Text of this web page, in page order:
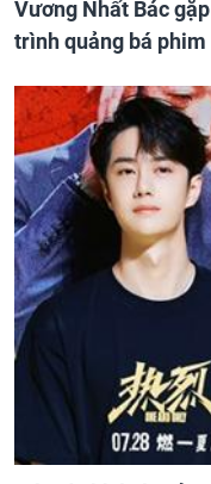
Vương Nhất Bác
trình quảng bá